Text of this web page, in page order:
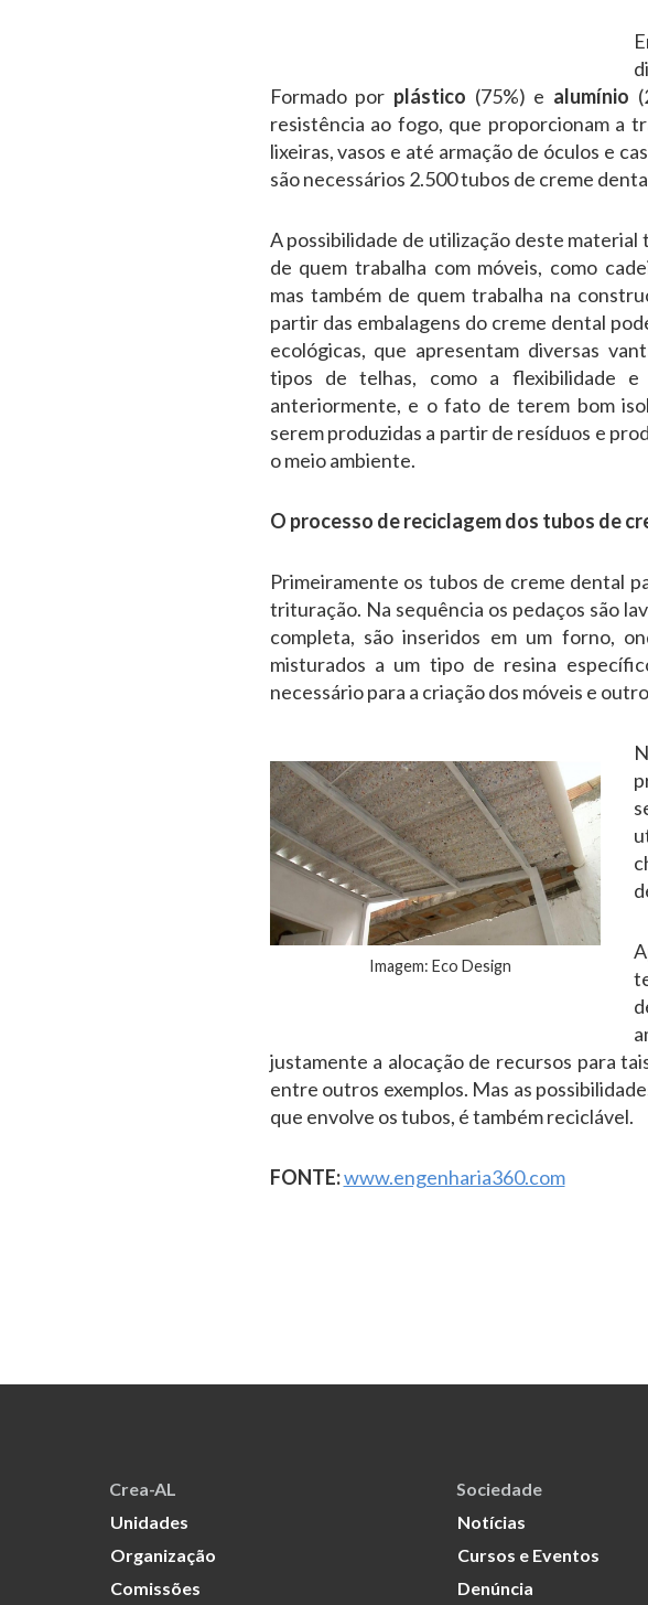
Formado por plástico (75%) e alumínio
resistência ao fogo, que proporcionam a
lixeiras, vasos e até armação de óculos e
são necessários 2.500 tubos de creme
A possibilidade de utilização deste material
de quem trabalha com móveis, como
mas também de quem trabalha na
partir das embalagens do creme dental
ecológicas, que apresentam diversas
tipos de telhas, como a flexibilidade e
anteriormente, e o fato de terem bom
serem produzidas a partir de resíduos e
o meio ambiente.
O processo de reciclagem dos tubos de
Primeiramente os tubos de creme dental
trituração. Na sequência os pedaços são
completa, são inseridos em um forno,
misturados a um tipo de resina
necessário para a criação dos móveis e
Imagem: Eco Design
justamente a alocação de recursos para
entre outros exemplos. Mas as
que envolve os tubos, é também reciclável.
FONTE:www.engenharia360.com
Crea-AL
Unidades
Organização
Comissões
Sociedade
Notícias
Cursos e Eventos
Denúncia